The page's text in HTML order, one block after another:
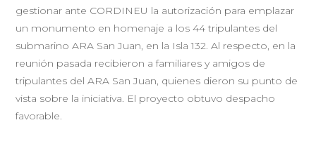
gestionar ante CORDINEU la autorización para emplazar
un monumento en homenaje a los 44 tripulantes del
submarino ARA San Juan, en la Isla 132. Al respecto, en la
reunión pasada recibieron a familiares y amigos de
tripulantes del ARA San Juan, quienes dieron su punto de
vista sobre la iniciativa. El proyecto obtuvo despacho
favorable.